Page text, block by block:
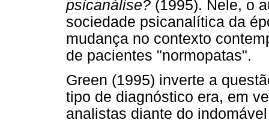
psicanálise? (1995). Nele, o
sociedade psicanalítica da
mudança no contexto
de pacientes "normopatas".
Green (1995) inverte a
tipo de diagnóstico era, em
analistas diante do